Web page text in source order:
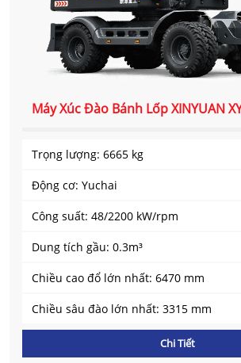
Máy Xúc Đào Bánh Lốp XINYUAN
Trọng lượng: 6665 kg
Động cơ: Yuchai
Công suất: 48/2200 kW/rpm
Dung tích gầu: 0.3m³
Chiều cao đổ lớn nhất: 6470 mm
Chiều sâu đào lớn nhất: 3315 mm
Chi Tiết